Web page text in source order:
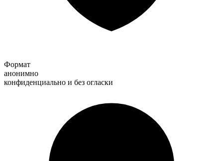
Формат
анонимно
конфиденциально и без огласки